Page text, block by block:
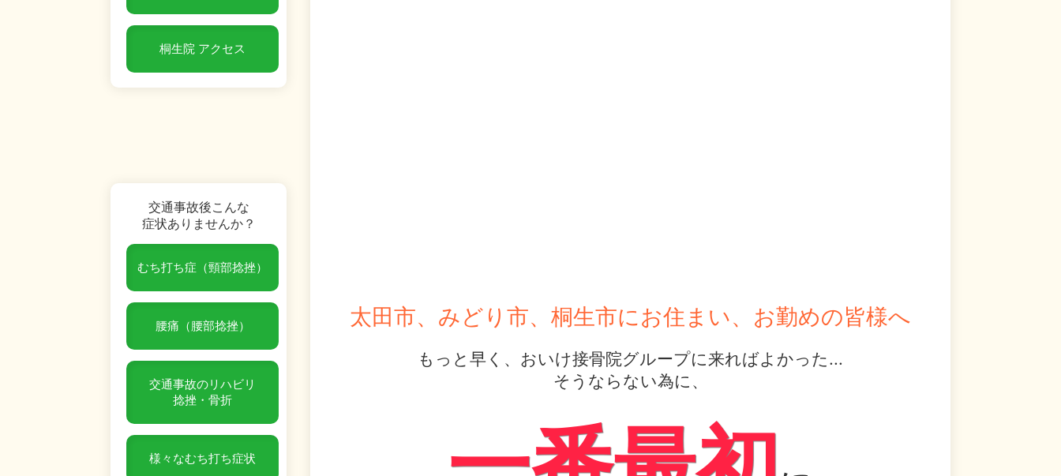
桐生院 アクセス
交通事故後こんな
症状ありませんか？
むち打ち症（頸部捻挫）
腰痛（腰部捻挫）
交通事故のリハビリ
捻挫・骨折
様々なむち打ち症状
太田市、みどり市、桐生市にお住まい、お勤めの皆様へ
もっと早く、おいけ接骨院グループに来ればよかった...
そうならない為に、